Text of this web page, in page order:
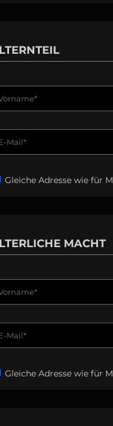
Gleiche Adresse wie für
MACHT
Gleiche Adresse wie für